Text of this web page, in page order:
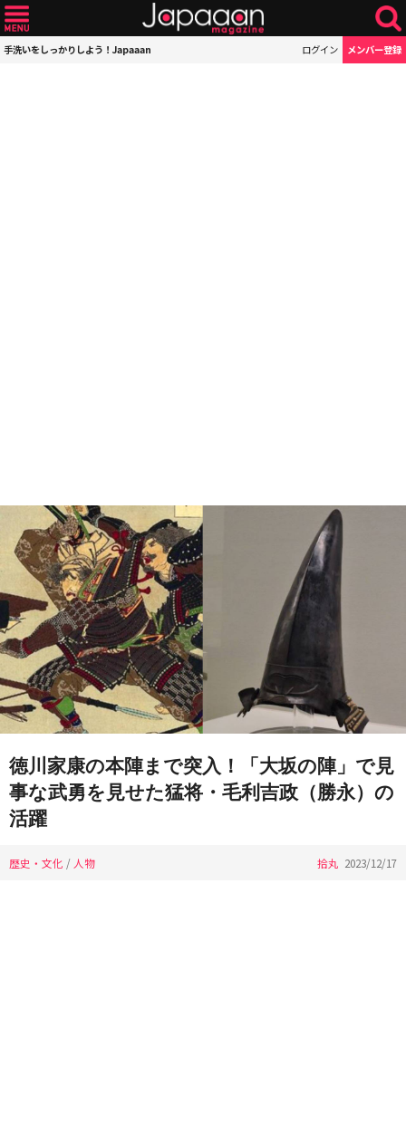
手洗いをしっかりしよう！Japaaan ログイン メンバー登録
徳川家康の本陣まで突入！「大坂の陣」で見
事な武勇を見せた猛将・毛利吉政（勝永）の
活躍
歴史・文化 / 人物 拾丸 2023/12/17